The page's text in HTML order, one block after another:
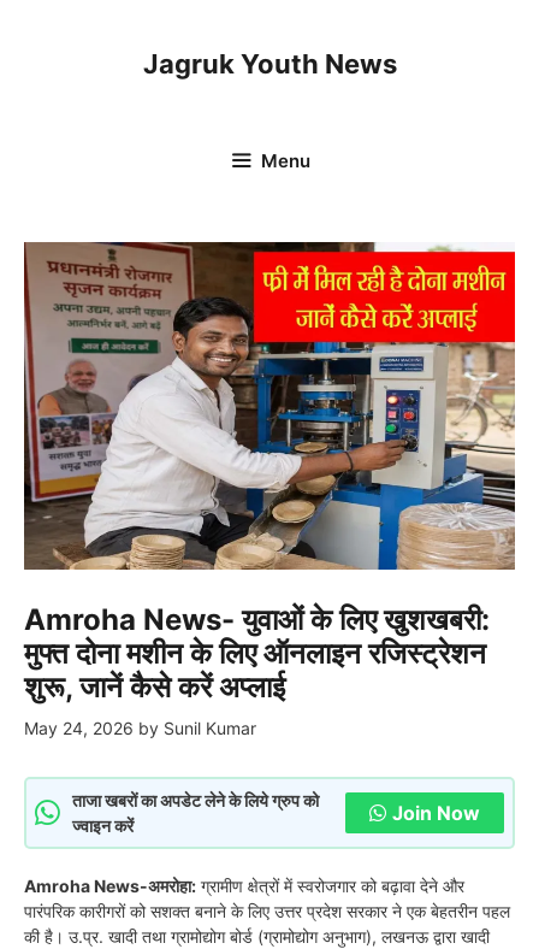
Jagruk Youth News
Menu
Amroha News- युवाओं के लिए खुशखबरी:
मुफ्त दोना मशीन के लिए ऑनलाइन रजिस्ट्रेशन
शुरू, जानें कैसे करें अप्लाई
May 24, 2026 by Sunil Kumar
ताजा खबरों का अपडेट लेने के लिये ग्रुप को
ज्वाइन करें
Join Now
Amroha News-अमरोहा: ग्रामीण क्षेत्रों में स्वरोजगार को बढ़ावा देने और
पारंपरिक कारीगरों को सशक्त बनाने के लिए उत्तर प्रदेश सरकार ने एक बेहतरीन पहल
की है। उ.प्र. खादी तथा ग्रामोद्योग बोर्ड (ग्रामोद्योग अनुभाग), लखनऊ द्वारा खादी